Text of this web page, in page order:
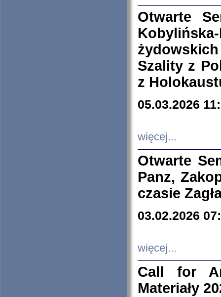
Otwarte
Szality z
z
05.03.2026
więcej...
Otwarte
Panz,
czasie
03.02.2026
więcej...
Call for
Materiały